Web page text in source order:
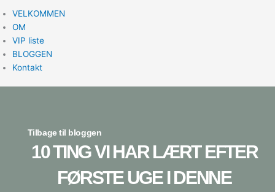
VELKOMMEN
OM
VIP liste
BLOGGEN
Kontakt
Tilbage til bloggen
10 TING VI HAR LÆRT EFTER
FØRSTE UGE I DENNE